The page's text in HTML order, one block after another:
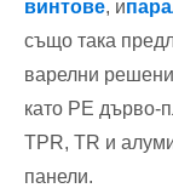
винтове, и
също така
варелни
като PE дърво-
TPR, TR и
панели.